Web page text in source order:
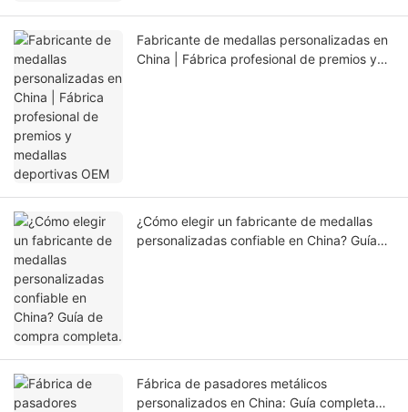
Fabricante de medallas personalizadas en
China | Fábrica profesional de premios y
¿Cómo elegir un fabricante de medallas
personalizadas confiable en China? Guía
Fábrica de pasadores metálicos
personalizados en China: Guía completa